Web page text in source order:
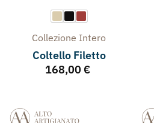
Collezione Intero
Coltello Filetto
168,00 €